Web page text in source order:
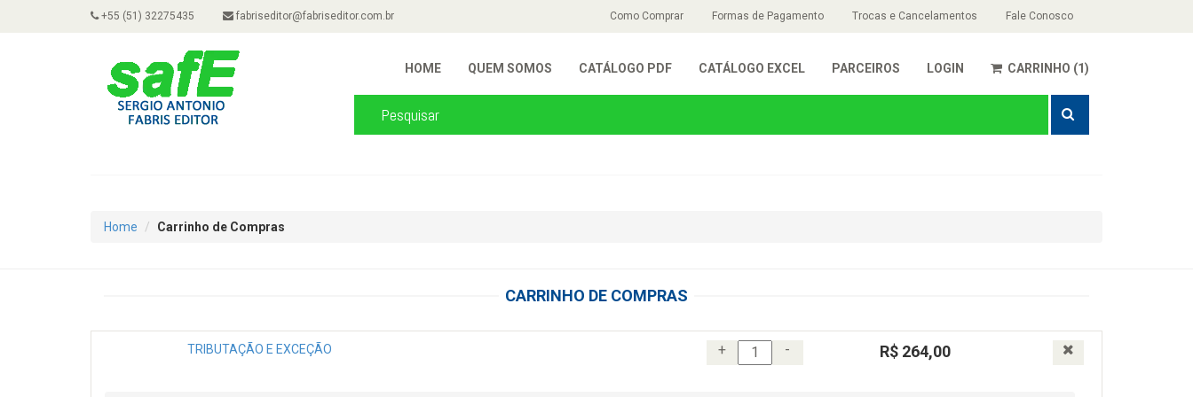
+55 (51) 32275435 fabriseditor@fabriseditor.com.br Como Comprar Formas de Pagamento Trocas e Cancelamentos Fale Conosco
HOME QUEM SOMOS CATÁLOGO PDF CATÁLOGO EXCEL PARCEIROS LOGIN CARRINHO (1)
Home Carrinho de Compras
CARRINHO DE COMPRAS
TRIBUTAÇÃO E EXCEÇÃO + - R$ 264,00